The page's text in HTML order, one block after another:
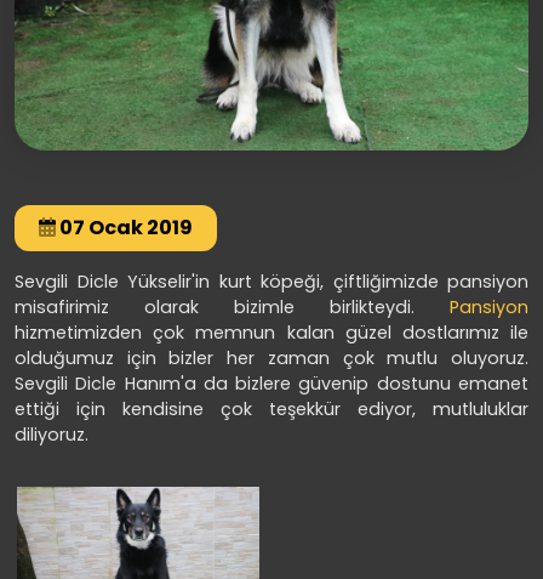
07 Ocak 2019
Sevgili Dicle Yükselir'in kurt köpeği, çiftliğimizde pansiyon
misafirimiz olarak bizimle birlikteydi. Pansiyon
hizmetimizden çok memnun kalan güzel dostlarımız ile
olduğumuz için bizler her zaman çok mutlu oluyoruz.
Sevgili Dicle Hanım'a da bizlere güvenip dostunu emanet
ettiği için kendisine çok teşekkür ediyor, mutluluklar
diliyoruz.